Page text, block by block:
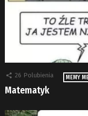
26 Polubienia MEMY
Matematyk